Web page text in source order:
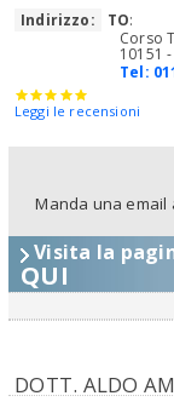
Indirizzo:
TO:
Corso
10151
Tel:
Leggi le recensioni
Manda una email
Visita la
QUI
DOTT. ALDO